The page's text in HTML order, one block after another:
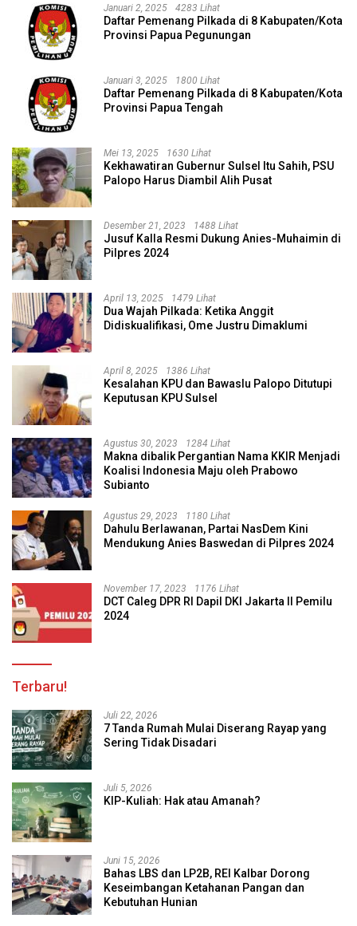
Januari 2, 2025 4283 Lihat
Daftar Pemenang Pilkada di 8 Kabupaten/Kota
Provinsi Papua Pegunungan
Januari 3, 2025 1800 Lihat
Daftar Pemenang Pilkada di 8 Kabupaten/Kota
Provinsi Papua Tengah
Mei 13, 2025 1630 Lihat
Kekhawatiran Gubernur Sulsel Itu Sahih, PSU
Palopo Harus Diambil Alih Pusat
Desember 21, 2023 1488 Lihat
Jusuf Kalla Resmi Dukung Anies-Muhaimin di
Pilpres 2024
April 13, 2025 1479 Lihat
Dua Wajah Pilkada: Ketika Anggit
Didiskualifikasi, Ome Justru Dimaklumi
April 8, 2025 1386 Lihat
Kesalahan KPU dan Bawaslu Palopo Ditutupi
Keputusan KPU Sulsel
Agustus 30, 2023 1284 Lihat
Makna dibalik Pergantian Nama KKIR Menjadi
Koalisi Indonesia Maju oleh Prabowo
Subianto
Agustus 29, 2023 1180 Lihat
Dahulu Berlawanan, Partai NasDem Kini
Mendukung Anies Baswedan di Pilpres 2024
November 17, 2023 1176 Lihat
DCT Caleg DPR RI Dapil DKI Jakarta II Pemilu
2024
Terbaru!
Juli 22, 2026
7 Tanda Rumah Mulai Diserang Rayap yang
Sering Tidak Disadari
Juli 5, 2026
KIP-Kuliah: Hak atau Amanah?
Juni 15, 2026
Bahas LBS dan LP2B, REI Kalbar Dorong
Keseimbangan Ketahanan Pangan dan
Kebutuhan Hunian